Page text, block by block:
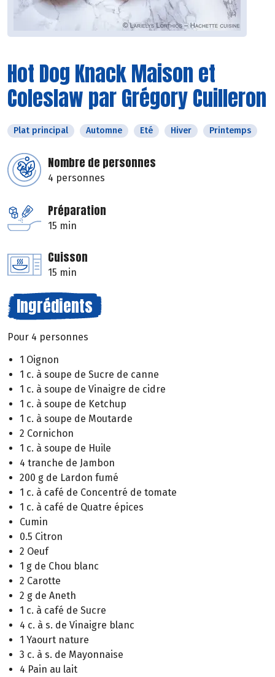
Hot Dog Knack Maison et
Coleslaw par Grégory Cuilleron
Plat principal Automne Eté Hiver Printemps
Nombre de personnes
4 personnes
Préparation
15 min
Cuisson
15 min
Ingrédients
Pour 4 personnes
1 Oignon
1 c. à soupe de Sucre de canne
1 c. à soupe de Vinaigre de cidre
1 c. à soupe de Ketchup
1 c. à soupe de Moutarde
2 Cornichon
1 c. à soupe de Huile
4 tranche de Jambon
200 g de Lardon fumé
1 c. à café de Concentré de tomate
1 c. à café de Quatre épices
Cumin
0.5 Citron
2 Oeuf
1 g de Chou blanc
2 Carotte
2 g de Aneth
1 c. à café de Sucre
4 c. à s. de Vinaigre blanc
1 Yaourt nature
3 c. à s. de Mayonnaise
4 Pain au lait